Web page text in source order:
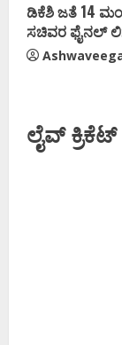
ಡಿಕೆಶಿ ಜತೆ 14
ಸಚಿವರ ಫೈನಲ್
ಲೈವ್